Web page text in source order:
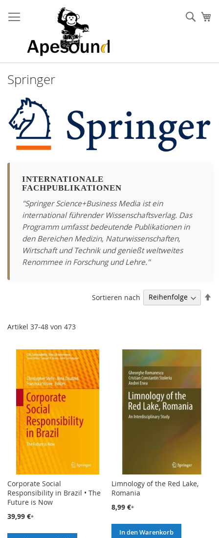
Inhalt
springen
Springer
INTERNATIONALE
FACHPUBLIKATIONEN
"Springer Science+Business Media ist ein
international führender Wissenschaftsverlag. Das
Programm umfasst bedeutende Publikationen in
den Bereichen Medizin, Naturwissenschaften,
Wirtschaft und Technik und genießt weltweites
Renommee in Forschung und Lehre."
Artikel 37-48 von 473
Sortieren nach
Corporate Social
Responsibility in Brazil • The
Future is Now
39,99 €
Limnology of the Red Lake,
Romania
8,99 €
In den Warenkorb